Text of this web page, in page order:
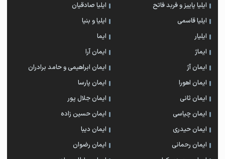
ایلیا پاییز و فربد فاتح
ایلیا صادقیان
ایلیا قاسمی
ایلیا و بنیا
ایلیار
ایما
ایماژ
ایمان آرا
ایمان آژ
ایمان ابراهیمی و حامد برادران
ایمان اهورا
ایمان پارسا
ایمان ثانی
ایمان جلال پور
ایمان چیاسی
ایمان حسین زاده
ایمان حیدری
ایمان دیبا
ایمان رحمانی
ایمان رضوان